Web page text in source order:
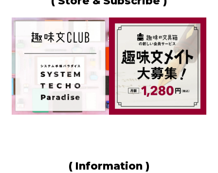
( Information )